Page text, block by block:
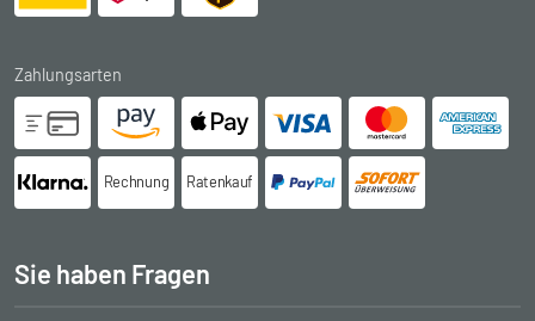
Zahlungsarten
Rechnung Ratenkauf
Sie haben Fragen